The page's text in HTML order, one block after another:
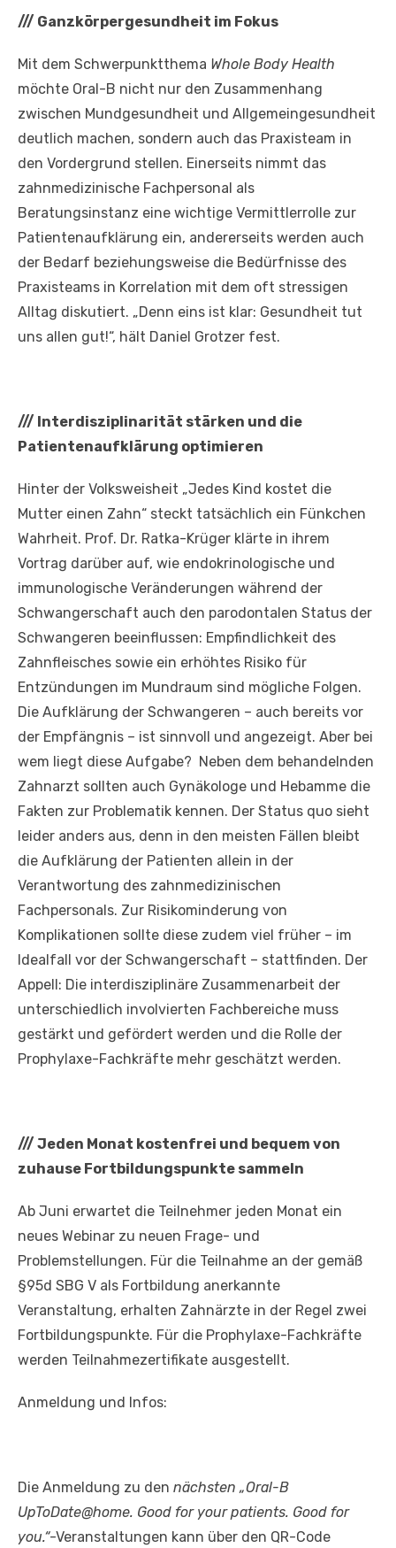
/// Ganzkörpergesundheit im Fokus
Mit dem Schwerpunktthema Whole Body Health
möchte Oral-B nicht nur den Zusammenhang
zwischen Mundgesundheit und Allgemeingesundheit
deutlich machen, sondern auch das Praxisteam in
den Vordergrund stellen. Einerseits nimmt das
zahnmedizinische Fachpersonal als
Beratungsinstanz eine wichtige Vermittlerrolle zur
Patientenaufklärung ein, andererseits werden auch
der Bedarf beziehungsweise die Bedürfnisse des
Praxisteams in Korrelation mit dem oft stressigen
Alltag diskutiert. „Denn eins ist klar: Gesundheit tut
uns allen gut!“, hält Daniel Grotzer fest.
/// Interdisziplinarität stärken und die
Patientenaufklärung optimieren
Hinter der Volksweisheit „Jedes Kind kostet die
Mutter einen Zahn“ steckt tatsächlich ein Fünkchen
Wahrheit. Prof. Dr. Ratka-Krüger klärte in ihrem
Vortrag darüber auf, wie endokrinologische und
immunologische Veränderungen während der
Schwangerschaft auch den parodontalen Status der
Schwangeren beeinflussen: Empfindlichkeit des
Zahnfleisches sowie ein erhöhtes Risiko für
Entzündungen im Mundraum sind mögliche Folgen.
Die Aufklärung der Schwangeren – auch bereits vor
der Empfängnis – ist sinnvoll und angezeigt. Aber bei
wem liegt diese Aufgabe? Neben dem behandelnden
Zahnarzt sollten auch Gynäkologe und Hebamme die
Fakten zur Problematik kennen. Der Status quo sieht
leider anders aus, denn in den meisten Fällen bleibt
die Aufklärung der Patienten allein in der
Verantwortung des zahnmedizinischen
Fachpersonals. Zur Risikominderung von
Komplikationen sollte diese zudem viel früher – im
Idealfall vor der Schwangerschaft – stattfinden. Der
Appell: Die interdisziplinäre Zusammenarbeit der
unterschiedlich involvierten Fachbereiche muss
gestärkt und gefördert werden und die Rolle der
Prophylaxe-Fachkräfte mehr geschätzt werden.
/// Jeden Monat kostenfrei und bequem von
zuhause Fortbildungspunkte sammeln
Ab Juni erwartet die Teilnehmer jeden Monat ein
neues Webinar zu neuen Frage- und
Problemstellungen. Für die Teilnahme an der gemäß
§95d SBG V als Fortbildung anerkannte
Veranstaltung, erhalten Zahnärzte in der Regel zwei
Fortbildungspunkte. Für die Prophylaxe-Fachkräfte
werden Teilnahmezertifikate ausgestellt.
Anmeldung und Infos:
Die Anmeldung zu den nächsten „Oral-B
UpToDate@home. Good for your patients. Good for
you.“-Veranstaltungen kann über den QR-Code